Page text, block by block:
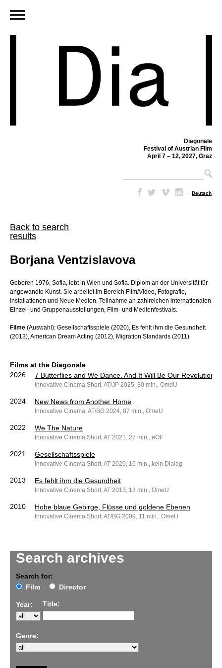
Diagonale
Festival of Austrian Film
April 7 – 12, 2027, Graz
– Deutsch
Back to search
results
Search archives
Search for:
Film
Director
Year: Title:
Genre:
Borjana Ventzislavova
Geboren 1976, Sofia, lebt in Wien und Sofia. Diplom an der Universität für
angewandte Kunst. Sie arbeitet im Bereich Film/Video, Fotografie,
Installationen und Neue Medien. Teilnahme an zahlreichen internationalen
Einzel- und Gruppenausstellungen, Film- und Medienfestivals.
Filme (Auswahl): Gesellschaftsspiele (2020), Es fehlt ihm die Gesundheit
(2013), American Dream Acting (2012), Migration Standards (2011)
Films at the Diagonale
2026
7 Butterflies and We Dance. And It Will Be Our Revolution
Innovative Cinema Short, AT/JP 2025, 30 min., OmdU
2024 New News from Another Home
Innovative Cinema, AT/BG 2024, 87 min., OmeU
2022 We The Nature
Innovative Cinema Short, AT 2021, 27 min., eOF
2021 Gesellschaftsspiele
Innovative Cinema Short, AT 2020, 16 min., kein Dialog
2013 Es fehlt ihm die Gesundheit
Innovative Cinema Short, AT 2013, 13 min., OmeU
2010 Hohe blaue Gebirge, Flüsse und goldene Ebenen
Innovative Cinema Short, AT/BG 2009, 11 min., OmeU